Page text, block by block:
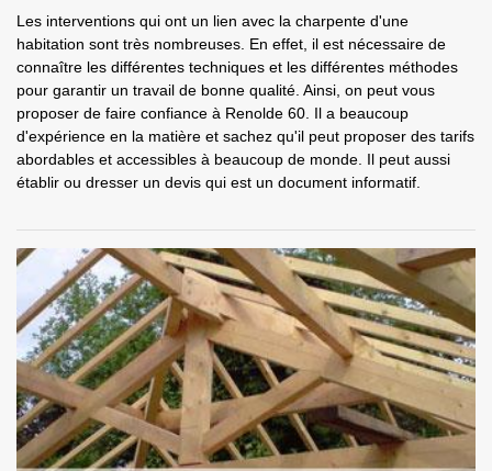
Les interventions qui ont un lien avec la charpente d'une
habitation sont très nombreuses. En effet, il est nécessaire de
connaître les différentes techniques et les différentes méthodes
pour garantir un travail de bonne qualité. Ainsi, on peut vous
proposer de faire confiance à Renolde 60. Il a beaucoup
d'expérience en la matière et sachez qu'il peut proposer des tarifs
abordables et accessibles à beaucoup de monde. Il peut aussi
établir ou dresser un devis qui est un document informatif.